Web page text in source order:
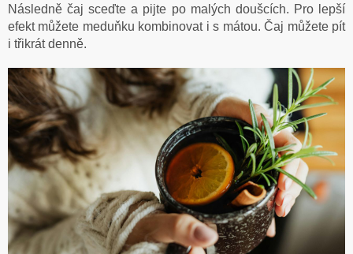
Následně čaj sceďte a pijte po malých doušcích. Pro lepší
efekt můžete meduňku kombinovat i s mátou. Čaj můžete pít
i třikrát denně.